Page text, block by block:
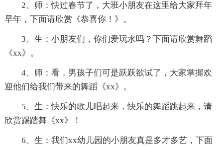
2、师：快过春节了，大班小朋友在这里给大家拜年
早年，下面请欣赏《恭喜你！》。
3、生：小朋友们，你们爱玩水吗？下面请欣赏舞蹈
《xx》。
4、师：看，男孩子们可是跃跃欲试了，大家掌握欢
迎他们给我们带来的舞蹈《xx》。
5、生：快乐的歌儿唱起来，快乐的舞蹈跳起来，请
欣赏踢踏舞《xx》！
6、生：我们xx幼儿园的小朋友真是多才多艺，下面